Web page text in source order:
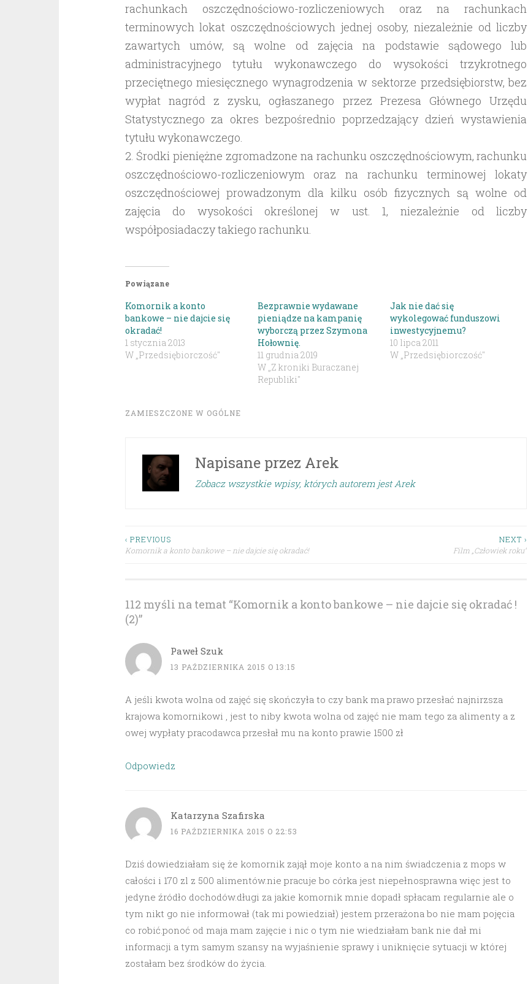
rachunkach oszczędnościowo-rozliczeniowych oraz na rachunkach
terminowych lokat oszczędnościowych jednej osoby, niezależnie od liczby
zawartych umów, są wolne od zajęcia na podstawie sądowego lub
administracyjnego tytułu wykonawczego do wysokości trzykrotnego
przeciętnego miesięcznego wynagrodzenia w sektorze przedsiębiorstw, bez
wypłat nagród z zysku, ogłaszanego przez Prezesa Głównego Urzędu
Statystycznego za okres bezpośrednio poprzedzający dzień wystawienia
tytułu wykonawczego.
2. Środki pieniężne zgromadzone na rachunku oszczędnościowym, rachunku
oszczędnościowo-rozliczeniowym oraz na rachunku terminowej lokaty
oszczędnościowej prowadzonym dla kilku osób fizycznych są wolne od
zajęcia do wysokości określonej w ust. 1, niezależnie od liczby
współposiadaczy takiego rachunku.
Powiązane
Komornik a konto
bankowe – nie dajcie się
okradać!
1 stycznia 2013
W „Przedsiębiorczość"
Bezprawnie wydawane
pieniądze na kampanię
wyborczą przez Szymona
Hołownię.
11 grudnia 2019
W „Z kroniki Buraczanej
Republiki"
Jak nie dać się
wykolegować funduszowi
inwestycyjnemu?
10 lipca 2011
W „Przedsiębiorczość"
ZAMIESZCZONE W OGÓLNE
Napisane przez Arek
Zobacz wszystkie wpisy, których autorem jest Arek
Nawigacja
‹ PREVIOUS
Komornik a konto bankowe – nie dajcie się okradać!
NEXT ›
Film „Człowiek roku”
112 myśli na temat “Komornik a konto bankowe – nie dajcie się okradać !
(2)”
Paweł Szuk
13 PAŹDZIERNIKA 2015 O 13:15
A jeśli kwota wolna od zajęć się skończyła to czy bank ma prawo przesłać najnirzsza
krajowa komornikowi , jest to niby kwota wolna od zajęć nie mam tego za alimenty a z
owej wypłaty pracodawca przesłał mu na konto prawie 1500 zł
Odpowiedz
Katarzyna Szafirska
16 PAŹDZIERNIKA 2015 O 22:53
Dziś dowiedziałam się że komornik zajął moje konto a na nim świadczenia z mops w
całości i 170 zl z 500 alimentów.nie pracuje bo córka jest niepełnosprawna więc jest to
jedyne źródło dochodów.długi za jakie komornik mnie dopadł spłacam regularnie ale o
tym nikt go nie informował (tak mi powiedział) jestem przerażona bo nie mam pojęcia
co robić.ponoć od maja mam zajęcie i nic o tym nie wiedziałam bank nie dał mi
informacji a tym samym szansy na wyjaśnienie sprawy i uniknięcie sytuacji w której
zostałam bez środków do życia.